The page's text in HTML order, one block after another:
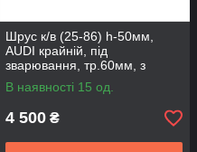
Шрус к/в (25-86) h-50мм,
AUDI крайній, під
зварювання, тр.60мм, з
компенсацією, AD353ES
(DSP)
В наявності 15 од.
4 500 ₴